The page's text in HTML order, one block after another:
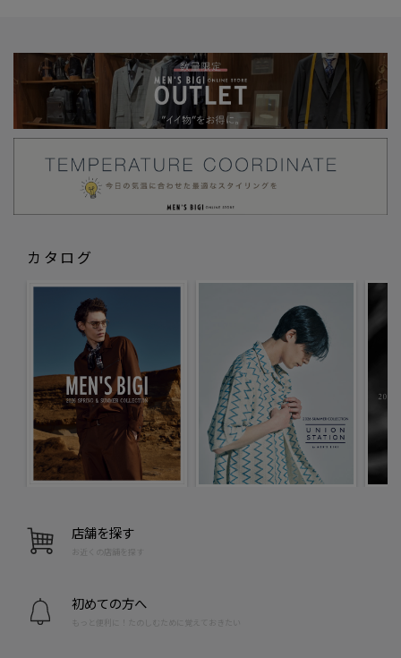
カタログ
店舗を探す
お近くの店舗を探す
初めての方へ
もっと便利に！たのしむために覚えておきたい